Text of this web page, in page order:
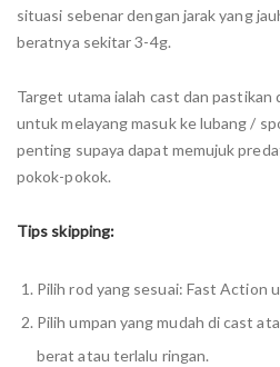
situasi sebenar dengan jarak yang
beratnya sekitar 3-4g.
Target utama ialah cast dan
untuk melayang masuk ke lubang /
penting supaya dapat memujuk
pokok-pokok.
Tips skipping:
Pilih rod yang sesuai: Fast Action
Pilih umpan yang mudah di cast
berat atau terlalu ringan.